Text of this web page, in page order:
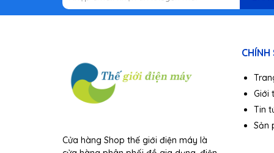
chỉ nặng 500g, có hệ thống thiết lập
Màn hình OLED hiển thị chế độ hoạt động của
Cửa hàng Shop thế giới điện máy là
CHÍNH
Giới
Tin
Sản